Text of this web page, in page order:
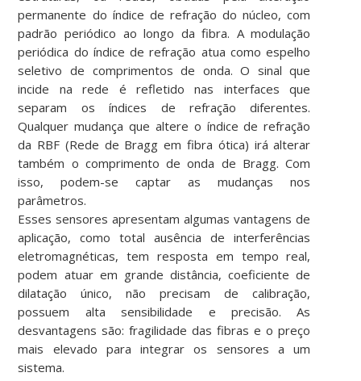
permanente do índice de refração do núcleo, com
padrão periódico ao longo da fibra. A modulação
periódica do índice de refração atua como espelho
seletivo de comprimentos de onda. O sinal que
incide na rede é refletido nas interfaces que
separam os índices de refração diferentes.
Qualquer mudança que altere o índice de refração
da RBF (Rede de Bragg em fibra ótica) irá alterar
também o comprimento de onda de Bragg. Com
isso, podem-se captar as mudanças nos
parâmetros.
Esses sensores apresentam algumas vantagens de
aplicação, como total ausência de interferências
eletromagnéticas, tem resposta em tempo real,
podem atuar em grande distância, coeficiente de
dilatação único, não precisam de calibração,
possuem alta sensibilidade e precisão. As
desvantagens são: fragilidade das fibras e o preço
mais elevado para integrar os sensores a um
sistema.